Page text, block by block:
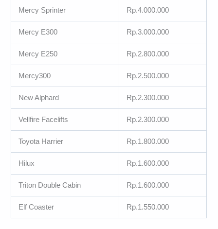
Mercy Sprinter Rp.4.000.000
Mercy E300 Rp.3.000.000
Mercy E250 Rp.2.800.000
Mercy300 Rp.2.500.000
New Alphard Rp.2.300.000
Vellfire Facelifts Rp.2.300.000
Toyota Harrier Rp.1.800.000
Hilux Rp.1.600.000
Triton Double Cabin Rp.1.600.000
Elf Coaster Rp.1.550.000